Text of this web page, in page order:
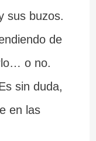
sus buzos.
de
o no.
sin duda,
en las